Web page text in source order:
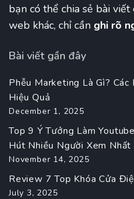
bạn có thể chia sẻ bài
web khác, chỉ cần ghi rõ
Bài viết gần đây
Phễu Marketing Là Gì?
Hiệu Quả
December 1, 2025
Top 9 Ý Tưởng Làm
Hút Nhiều Người Xem Nhất
November 14, 2025
Review 7 Top Khóa Cửa
July 3, 2025